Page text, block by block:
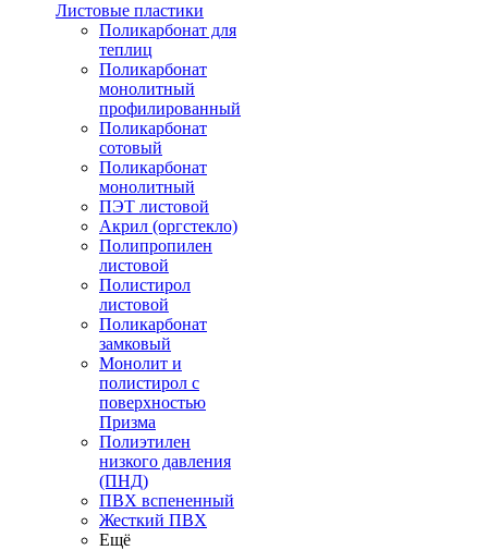
Листовые пластики
Поликарбонат для
теплиц
Поликарбонат
монолитный
профилированный
Поликарбонат
сотовый
Поликарбонат
монолитный
ПЭТ листовой
Акрил (оргстекло)
Полипропилен
листовой
Полистирол
листовой
Поликарбонат
замковый
Монолит и
полистирол с
поверхностью
Призма
Полиэтилен
низкого давления
(ПНД)
ПВХ вспененный
Жесткий ПВХ
Ещё